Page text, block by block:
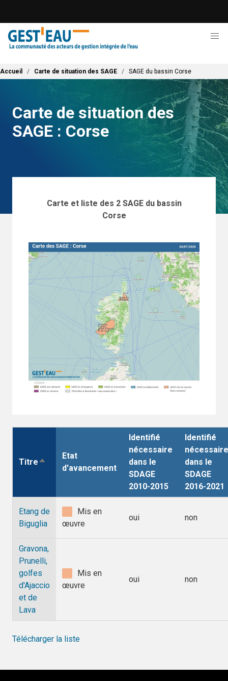
contenu
principal
Fil d'Ariane
Accueil Carte de situation des SAGE SAGE du bassin Corse
Carte de situation des
SAGE : Corse
Carte et liste des 2 SAGE du bassin
Corse
TitreTrier
décroissant
Etat
d'avancement
Identifié
nécessaire
dans le
SDAGE
2010-2015
Identifié
nécessaire
dans le
SDAGE
2016-2021
Etang de
Biguglia
Mis en
œuvre
oui non
Gravona,
Prunelli,
golfes
d'Ajaccio
et de
Lava
Mis en
œuvre
oui non
Télécharger la liste